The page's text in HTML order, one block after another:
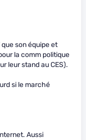
que son équipe et
la comm politique
leur stand au CES).
si le marché
Aussi